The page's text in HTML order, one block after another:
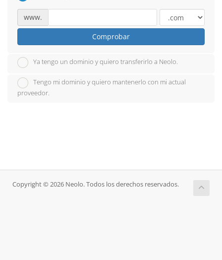
www.
Comprobar
Ya tengo un dominio y quiero transferirlo a Neolo.
Tengo mi dominio y quiero mantenerlo con mi actual
proveedor.
Copyright © 2026 Neolo. Todos los derechos reservados.